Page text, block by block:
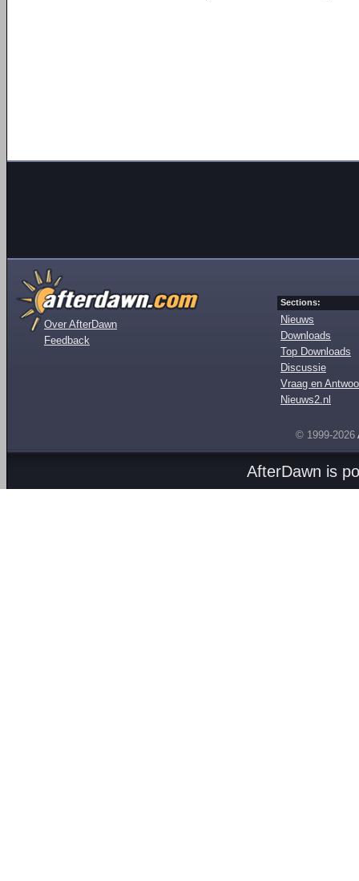
Over AfterDawn
Feedback
Sections:
Nieuws
Downloads
Top Downloads
Discussie
Vraag en
Nieuws2.nl
© 1999-2026
AfterDawn is